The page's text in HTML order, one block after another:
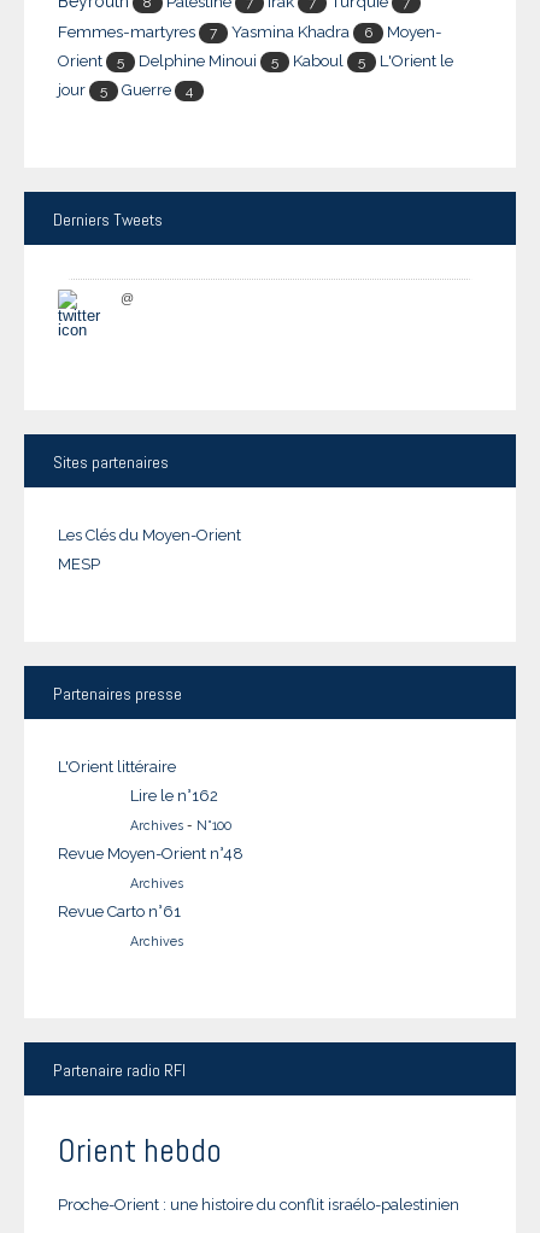
Femmes-martyres 7 Yasmina Khadra 6
Moyen-
Orient
5 Delphine Minoui 5 Kaboul 5
L'Orient le
jour
5 Guerre 4
Derniers Tweets
@
Sites partenaires
Les Clés du Moyen-Orient
MESP
Partenaires presse
L'Orient littéraire
Lire le n°162
Archives - N°100
Revue Moyen-Orient n°48
Archives
Revue Carto n°61
Archives
Partenaire radio RFI
Orient hebdo
Proche-Orient : une histoire du conflit israélo-palestinien